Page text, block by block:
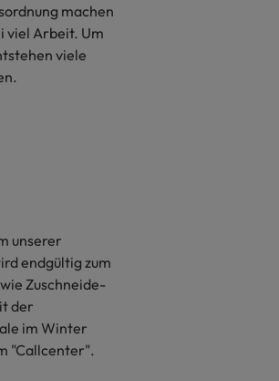
machen
viel Arbeit. Um
viele
unserer
endgültig zum
Zuschneide-
der
im Winter
"Callcenter".